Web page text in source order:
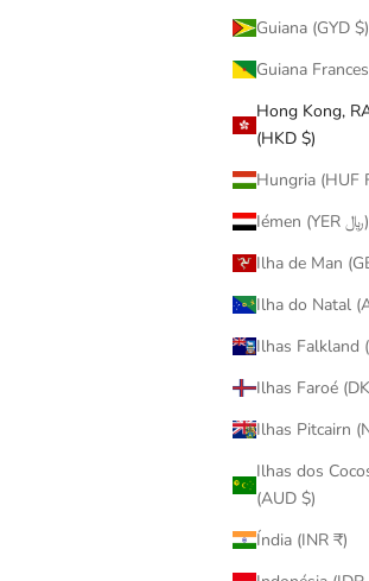
Guiana (GYD $)
Guiana
Hong Kong,
(HKD $)
Hungria (HUF
Iémen (YER ﷼)
Ilha de Man
Ilha do Natal
Ilhas Falkland
Ilhas Faroé
Ilhas Pitcairn
Ilhas dos
(AUD $)
Índia (INR ₹)
100% & 400% BE@RBRICK 招き猫 開運・